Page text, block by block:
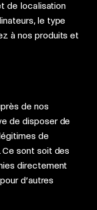
de localisation
le type
à nos produits et
de nos
de disposer de
de
Ce sont soit des
directement
d’autres